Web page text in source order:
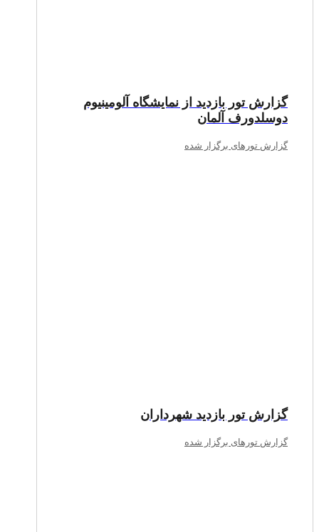
گزارش تور بازدید از نمایشگاه آلومینیوم
دوسلدورف آلمان
گزارش تورهای برگزار شده
گزارش تور بازدید شهرداران
گزارش تورهای برگزار شده